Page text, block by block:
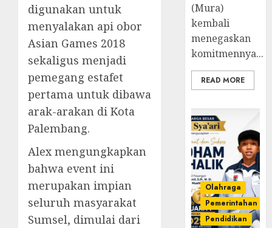
digunakan untuk
menyalakan api obor
Asian Games 2018
sekaligus menjadi
pemegang estafet
pertama untuk dibawa
arak-arakan di Kota
Palembang.
Alex mengungkapkan
bahwa event ini
merupakan impian
seluruh masyarakat
Sumsel, dimulai dari
(Mura)
kembali
menegaskan
komitmennya...
READ MORE
Olahraga
Pemerintahan
Pendidikan